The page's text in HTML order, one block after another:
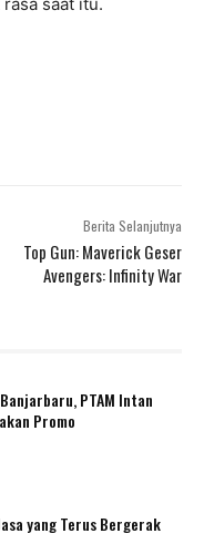
Berita Selanjutnya
Top Gun: Maverick Geser
Avengers: Infinity War
PTAM Intan
Promo
yang Terus Bergerak